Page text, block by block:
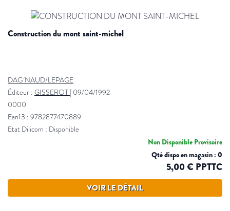
construction du mont saint-michel
DAG´NAUD/LEPAGE
Éditeur : GISSEROT 09/04/1992
0000
Ean13 : 9782877470889
Etat Dilicom : Disponible
Non Disponible Provisoire
Qté dispo en magasin : 0
5,00 € PPTTC
VOIR LE DÉTAIL